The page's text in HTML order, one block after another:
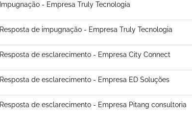
Impugnação - Empresa Truly Tecnologia
Resposta de impugnação - Empresa Truly Tecnologia
Resposta de esclarecimento - Empresa City Connect
Resposta de esclarecimento - Empresa ED Soluções
Resposta de esclarecimento - Empresa Pitang consultoria